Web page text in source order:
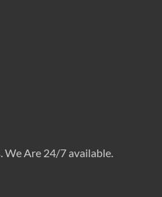
We Are 24/7 available.